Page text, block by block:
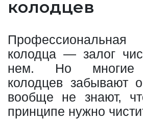
колодцев
колодца — залог
нем. Но многие
колодцев забывают
вообще не знают,
принципе нужно